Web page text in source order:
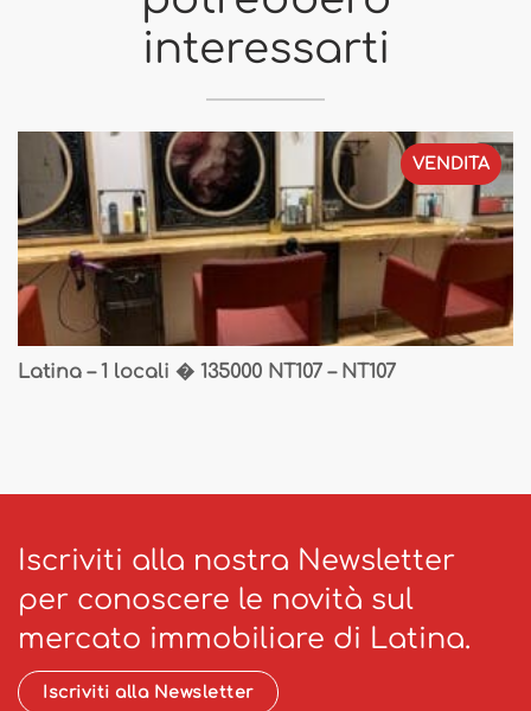
interessarti
Latina – 1 locali � 135000 NT107 – NT107
VENDITA
Iscriviti alla nostra Newsletter
per conoscere le novità sul
mercato immobiliare di Latina.
Iscriviti alla Newsletter